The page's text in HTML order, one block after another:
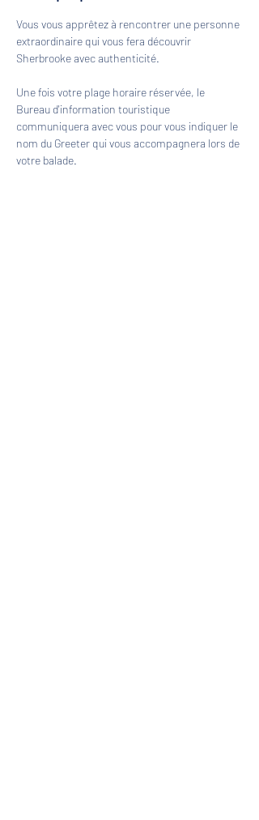
Vous vous apprêtez à rencontrer une personne
extraordinaire qui vous fera découvrir
Sherbrooke avec authenticité.
Une fois votre plage horaire réservée, le
Bureau d'information touristique
communiquera avec vous pour vous indiquer le
nom du Greeter qui vous accompagnera lors de
votre balade.